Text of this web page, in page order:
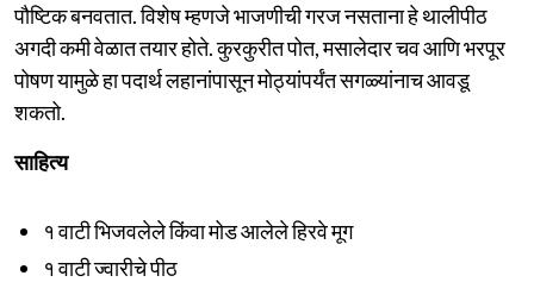
पौष्टिक बनवतात. विशेष म्हणजे भाजणीची गरज नसताना हे थालीपीठ
अगदी कमी वेळात तयार होते. कुरकुरीत पोत, मसालेदार चव आणि भरपूर
पोषण यामुळे हा पदार्थ लहानांपासून मोठ्यांपर्यंत सगळ्यांनाच आवडू
शकतो.
साहित्य
१ वाटी भिजवलेले किंवा मोड आलेले हिरवे मूग
१ वाटी ज्वारीचे पीठ